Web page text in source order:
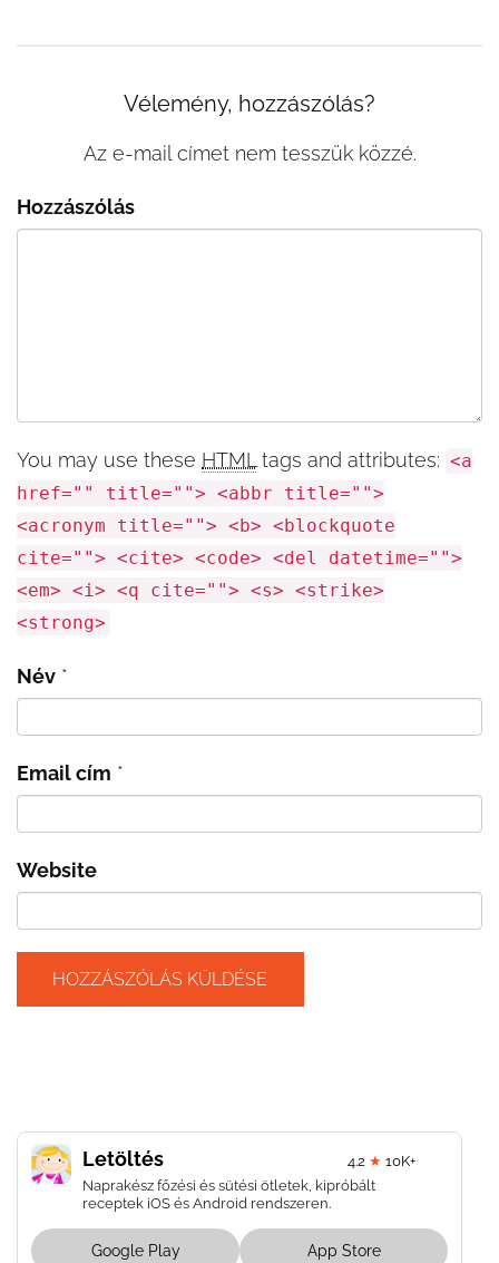
Vélemény, hozzászólás?
Az e-mail címet nem tesszük közzé.
Hozzászólás
You may use these HTMLtags and attributes: <a
href="" title=""> <abbr title="">
<acronym title=""> <b> <blockquote
cite=""> <cite> <code> <del datetime="">
<em> <i> <q cite=""> <s> <strike>
<strong>
Név *
Email cím *
Website
Letöltés 4.2 ★ 10K+
Naprakész főzési és sütési ötletek, kipróbált
receptek iOS és Android rendszeren.
Google Play App Store